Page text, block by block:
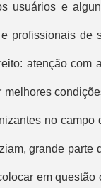
usuários e
profissionais de
atenção com
no campo
grande parte
em questão